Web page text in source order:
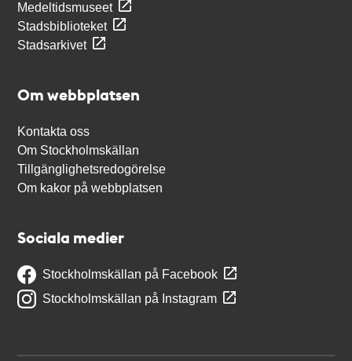
Medeltidsmuseet
Stadsbiblioteket
Stadsarkivet
Om webbplatsen
Kontakta oss
Om Stockholmskällan
Tillgänglighetsredogörelse
Om kakor på webbplatsen
Sociala medier
Stockholmskällan på Facebook
Stockholmskällan på Instagram